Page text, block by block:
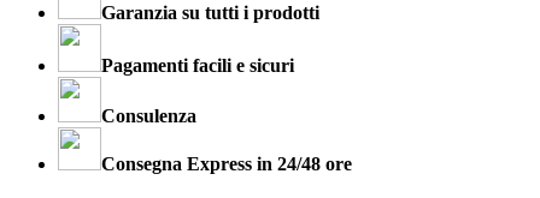
Garanzia su tutti i prodotti
Pagamenti facili e sicuri
Consulenza
Consegna Express in 24/48 ore